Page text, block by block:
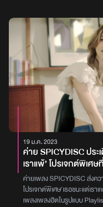
นะ ฉันเจ็บปวดจากความรักครั้
เอ๊า! กลับไปซบอกซบไหล่เขาเ
ส่วนมิวสิกวิดีโอบอกเลยว่าหนุ
การ์ตูนตาหวานแบบ โอ้โห! พี่ๆ
เป็นน้องหมากับพี่โบด้วย ชอบ
และ ดาว TikTok อย่างคุณ
ให้มาดูกันเยอะๆ นะคะ ดู MV
Official ค่ะ ฝากด้วยน้าาา”รั
Pablo) จาก MILLI Feat.
Official และฟังเพลงนี้ได้จา
เนรมิตบรรยากาศให้อบอุ่นล
และ บิวกิ้น ขึ้นรถทัวร์ กรุงเทพ
2000 ท่ามกลางวิวสวยๆ ตลอ
สุดๆ คือซีนที่ได้ยืนในตู้โทรศัพ
พระอาทิตย์ตกและกำลังจะเป
บิวกิ้ว ยังได้ขึ้นม้าหมุน ได้ฟิล
มารี กล่าวว่า “รู้สึกดีใจมากค่
กับฉันกับฉัน ดีใจที่พี่โต้งโปรดิว
เลยว่าสนุกและประทับใจมาก
คนเคยฟัง และก็ประทับใจกัน
ภาพบรรยากาศ และความรู้สึ
Ost. เธอกับฉันกับฉัน สามาร
อยากให้ทุกคนเปิดฟังและเป็นก
ฟังว่า “ผมเองก็รู้สึกดีใจเช่น
เพลงประกอบภาพยนตร์เรื่อง
ทำงานกับจีดีเอช ก็จะรู้สึกมีค
กันและกัน เป็นเพลงของพี่ๆ
ได้ฟังย้อนหลัง ก็ยิ่งเพราะ พอไ
19 ม.ค. 2023
ค่าย SPICYDISC ประ
เราแพ้’ โปรเจกต์พิเศ
เยียวยาทุกหัวใจไม่ว่า
ค่ายเพลง SPICYDISC ส่งค
โปรเจกต์พิเศษ‘เธอชนะแต่เร
เพลงเพลงฮิตในรูปแบบ